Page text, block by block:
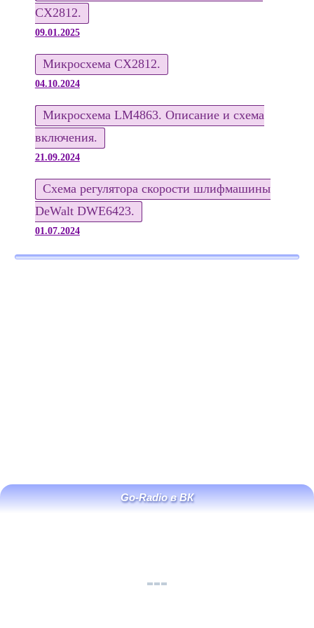
CX2812.
09.01.2025
Микросхема CX2812.
04.10.2024
Микросхема LM4863. Описание и схема
включения.
21.09.2024
Схема регулятора скорости шлифмашины
DeWalt DWE6423.
01.07.2024
Go-Radio в ВК